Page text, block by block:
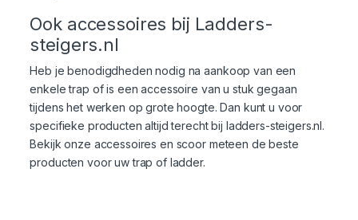
Ook accessoires bij Ladders-
steigers.nl
Heb je benodigdheden nodig na aankoop van een
enkele trap of is een accessoire van u stuk gegaan
tijdens het werken op grote hoogte. Dan kunt u voor
specifieke producten altijd terecht bij ladders-steigers.nl.
Bekijk onze accessoires en scoor meteen de beste
producten voor uw trap of ladder.